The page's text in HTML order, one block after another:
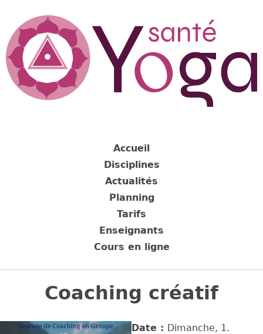
navigation
Back
Coaching créatif
Date : Dimanche, 1.
Accueil
Disciplines
Actualités
Planning
Tarifs
Enseignants
Cours en ligne